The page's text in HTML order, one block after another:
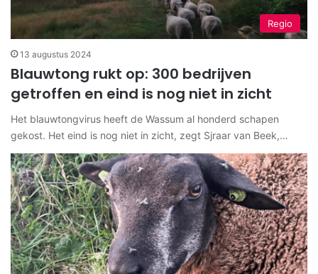
Regio
13 augustus 2024
Blauwtong rukt op: 300 bedrijven
getroffen en eind is nog niet in zicht
Het blauwtongvirus heeft de Wassum al honderd schapen
gekost. Het eind is nog niet in zicht, zegt Sjraar van Beek,…